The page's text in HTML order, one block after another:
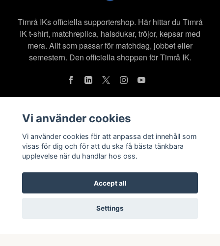
Timrå IKs officiella supportershop. Här hittar du Timrå
IK t-shirt, matchreplica, halsdukar, tröjor, kepsar med
mera. Allt som passar för matchdag, jobbet eller
semestern. Den officiella shoppen för Timrå IK.
Läs mer
Köpvillkor
Kontakt
Om oss
Integritetspolicy
Vi använder cookies
Vi använder cookies för att anpassa det innehåll som
visas för dig och för att du ska få bästa tänkbara
upplevelse när du handlar hos oss.
Accept all
Settings